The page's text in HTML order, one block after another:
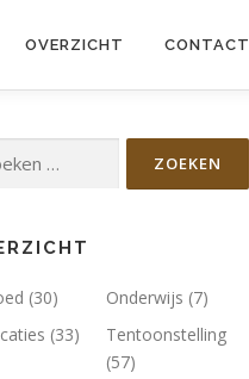
OVERZICHT CONTACT
(30) Onderwijs (7)
(33)
Tentoonstelling
(57)